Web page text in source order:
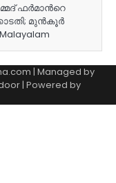
ഫർമാന്‍റെ
മുൻകൂർ
| Managed by
| Powered by